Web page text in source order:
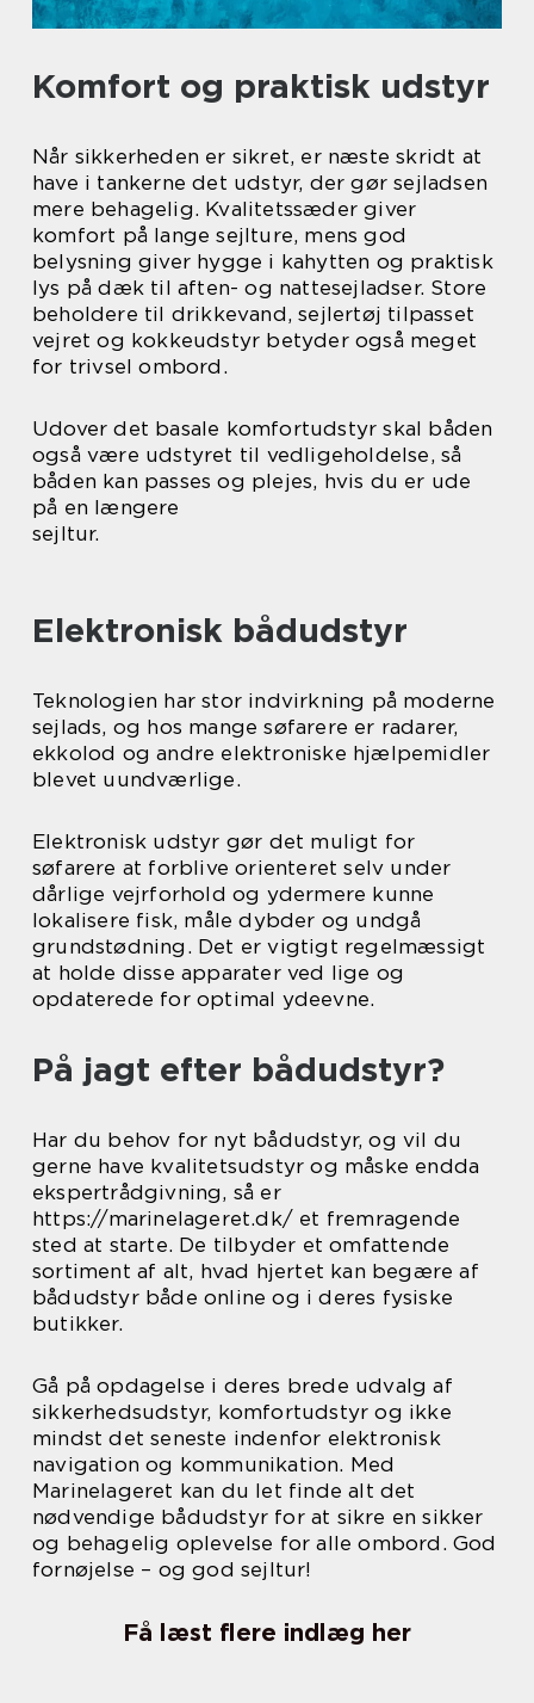
Komfort og praktisk udstyr
Når sikkerheden er sikret, er næste skridt at
have i tankerne det udstyr, der gør sejladsen
mere behagelig. Kvalitetssæder giver
komfort på lange sejlture, mens god
belysning giver hygge i kahytten og praktisk
lys på dæk til aften- og nattesejladser. Store
beholdere til drikkevand, sejlertøj tilpasset
vejret og kokkeudstyr betyder også meget
for trivsel ombord.
Udover det basale komfortudstyr skal båden
også være udstyret til vedligeholdelse, så
båden kan passes og plejes, hvis du er ude
på en længere
sejltur.
Elektronisk bådudstyr
Teknologien har stor indvirkning på moderne
sejlads, og hos mange søfarere er radarer,
ekkolod og andre elektroniske hjælpemidler
blevet uundværlige.
Elektronisk udstyr gør det muligt for
søfarere at forblive orienteret selv under
dårlige vejrforhold og ydermere kunne
lokalisere fisk, måle dybder og undgå
grundstødning. Det er vigtigt regelmæssigt
at holde disse apparater ved lige og
opdaterede for optimal ydeevne.
På jagt efter bådudstyr?
Har du behov for nyt bådudstyr, og vil du
gerne have kvalitetsudstyr og måske endda
ekspertrådgivning, så er
https://marinelageret.dk/ et fremragende
sted at starte. De tilbyder et omfattende
sortiment af alt, hvad hjertet kan begære af
bådudstyr både online og i deres fysiske
butikker.
Gå på opdagelse i deres brede udvalg af
sikkerhedsudstyr, komfortudstyr og ikke
mindst det seneste indenfor elektronisk
navigation og kommunikation. Med
Marinelageret kan du let finde alt det
nødvendige bådudstyr for at sikre en sikker
og behagelig oplevelse for alle ombord. God
fornøjelse – og god sejltur!
Få læst flere indlæg her